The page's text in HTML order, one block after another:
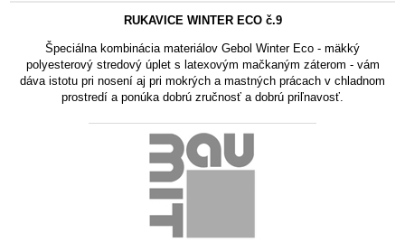
RUKAVICE WINTER ECO č.9
Špeciálna kombinácia materiálov Gebol Winter Eco - mäkký
polyesterový stredový úplet s latexovým mačkaným záterom - vám
dáva istotu pri nosení aj pri mokrých a mastných prácach v chladnom
prostredí a ponúka dobrú zručnosť a dobrú priľnavosť.